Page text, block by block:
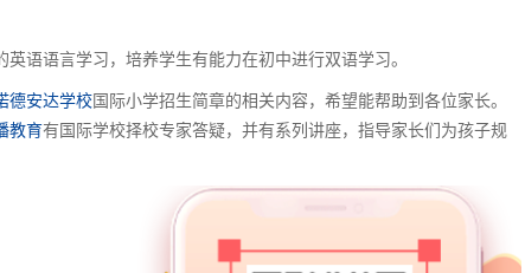
语言学习，培养学生有能力在初中进行双语学习。
德安达学校国际小学招生简章的相关内容，希望能帮助到各位家长。
教育有国际学校择校专家答疑，并有系列讲座，指导家长们为孩子规